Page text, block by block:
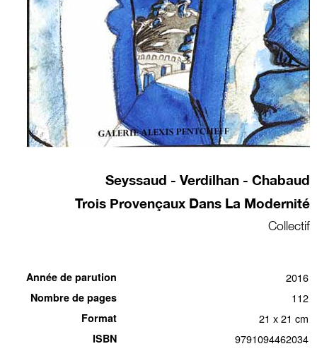
Seyssaud - Verdilhan - Chabaud
Trois Provençaux Dans La Modernité
Collectif
Année de parution 2016
Nombre de pages 112
Format 21 x 21 cm
ISBN 9791094462034